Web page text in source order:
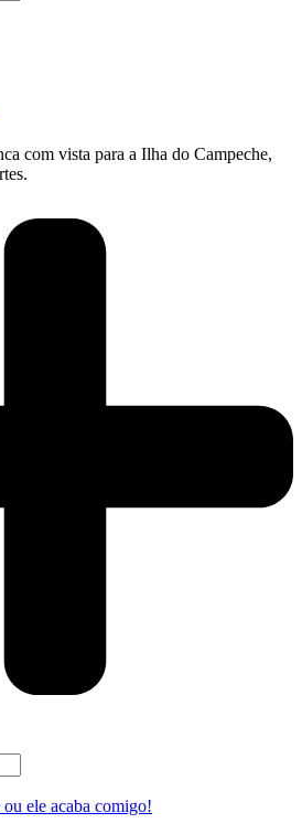
com vista para a Ilha do Campeche,